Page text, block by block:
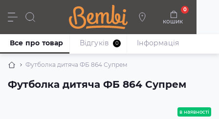
кошик
0
Дівчата Хлопці Немовлята Взуття
Футболка дитяча ФБ 864 Супрем
Футболка дитяча ФБ 864 Супрем
Все про товар Відгуків 0 Iнформація
в наявності